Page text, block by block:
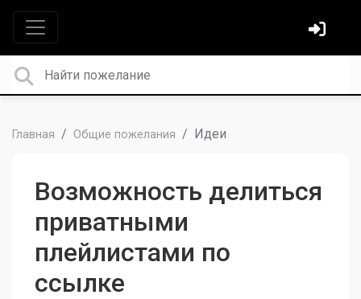
Главная Общие пожелания Идеи
Возможность делиться
приватными
плейлистами по
ссылке